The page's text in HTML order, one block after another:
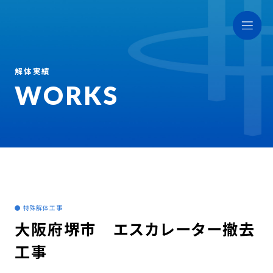
WORKS
解体実績
● 特殊解体工事
大阪府堺市 エスカレーター撤去
工事